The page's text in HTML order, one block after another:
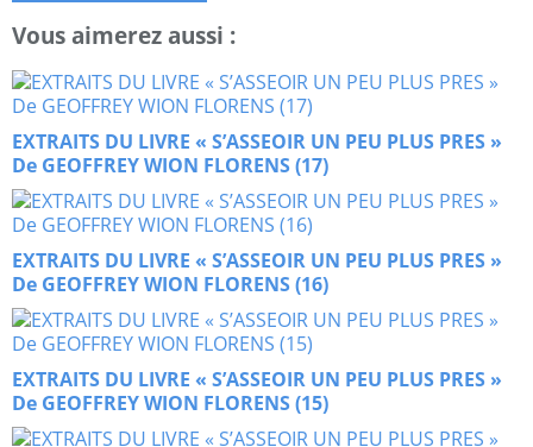
Vous aimerez aussi :
EXTRAITS DU LIVRE « S’ASSEOIR UN PEU PLUS PRES »
De GEOFFREY WION FLORENS (17)
EXTRAITS DU LIVRE « S’ASSEOIR UN PEU PLUS PRES »
De GEOFFREY WION FLORENS (16)
EXTRAITS DU LIVRE « S’ASSEOIR UN PEU PLUS PRES »
De GEOFFREY WION FLORENS (15)